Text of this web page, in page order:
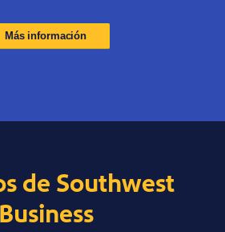
Más información
de Southwest
Business